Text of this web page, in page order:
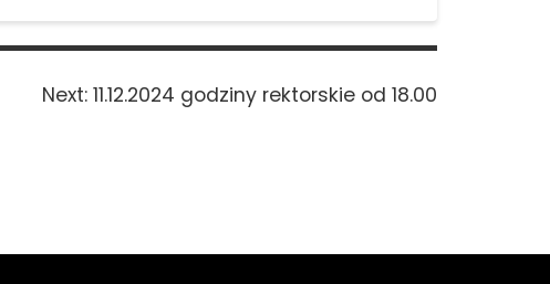
Next: Next
11.12.2024 godziny rektorskie od 18.00